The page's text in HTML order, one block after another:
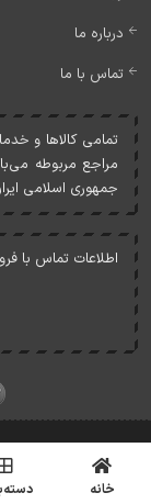
درباره ما
تماس با ما
تمامی کالاها و
مراجع مربوطه
جمهوری اسلامی
اطلاعات تماس با
کلیه
خانه